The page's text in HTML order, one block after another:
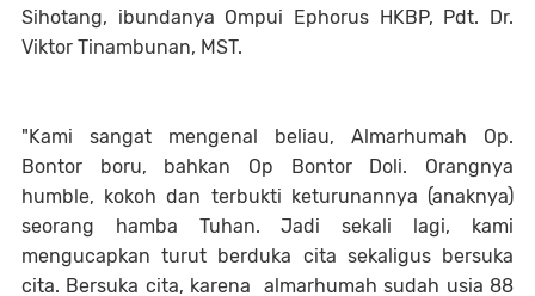
Sihotang, ibundanya Ompui Ephorus HKBP, Pdt. Dr.
Viktor Tinambunan, MST.
"Kami sangat mengenal beliau, Almarhumah Op.
Bontor boru, bahkan Op Bontor Doli. Orangnya
humble, kokoh dan terbukti keturunannya (anaknya)
seorang hamba Tuhan. Jadi sekali lagi, kami
mengucapkan turut berduka cita sekaligus bersuka
cita. Bersuka cita, karena almarhumah sudah usia 88